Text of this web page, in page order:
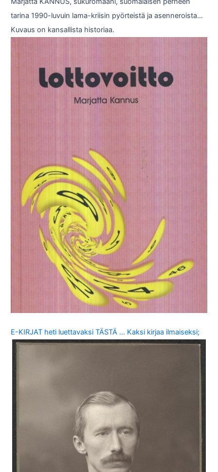
tarina 1990-luvuin lama-kriisin pyörteistä ja asenneroista…
Kuvaus on kansallista historiaa.
E-KIRJAT heti luettavaksi TÄSTÄ … Kaksi kirjaa ilmaiseksi;